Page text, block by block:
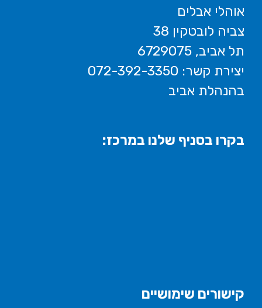
אוהלי אבלים
צביה לובטקין 38
תל אביב, 6729075
יצירת קשר: 072-392-3350
בהנהלת אביב
בקרו בסניף שלנו במרכז:
קישורים שימושיים